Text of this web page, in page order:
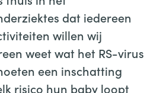
dat iedereen
willen wij
weet wat het RS-virus
een inschatting
risico hun baby loopt